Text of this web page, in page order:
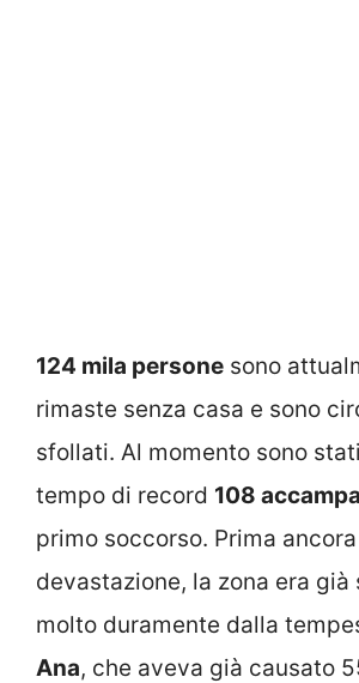
124 mila persone sono
rimaste senza casa e sono
sfollati. Al momento sono
tempo di record 108
primo soccorso. Prima
devastazione, la zona era
molto duramente dalla
Ana, che aveva già causato